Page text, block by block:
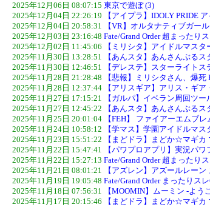
2025年12月06日 08:07:15 東京で遊ぼ (3)
2025年12月04日 22:26:19
【アイプラ】IDOLY PRIDE
2025年12月04日 20:58:31
【VR】オルタナティブガー
2025年12月03日 23:16:48 Fate/Grand Order 超まったり
2025年12月02日 11:45:06
【ミリシタ】アイドルマス
2025年11月30日 13:28:51
【あんスタ】あんさんぶる
2025年11月30日 12:46:51
【デレステ】スターライト
2025年11月28日 21:28:48
【悲報】ミリシタさん、爆死
2025年11月28日 12:37:44
【アリスギア】アリス・ギア
2025年11月27日 17:15:21
【ガルパ】イベラン周回ツ
2025年11月27日 12:45:22
【あんスタ】あんさんぶる
2025年11月25日 20:01:04
【FEH】 ファイアーエムブ
2025年11月24日 10:58:12
【学マス】学園アイドルマス
2025年11月23日 15:51:22
【まどドラ】まどか☆マギカ
2025年11月22日 15:47:41
【パワプロアプリ】実況パ
2025年11月22日 15:27:13 Fate/Grand Order 超まったり
2025年11月21日 08:01:21
【アズレン】アズールレーン
2025年11月19日 19:05:48 Fate/Grand Order まったりス
2025年11月18日 07:56:31
【MOOMIN】ムーミン -よ
2025年11月17日 20:15:46
【まどドラ】まどか☆マギカ